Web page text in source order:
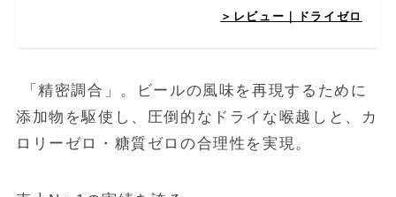
＞レビュー｜ドライゼロ
「精密調合」。ビールの風味を再現するために
添加物を駆使し、圧倒的なドライな喉越しと、カ
ロリーゼロ・糖質ゼロの合理性を実現。